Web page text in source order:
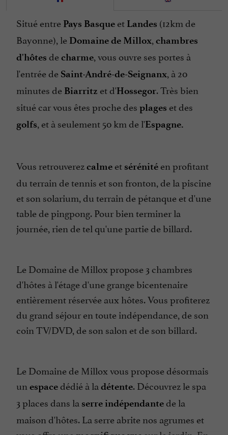
Table d'Hôtes
Tennis
Télévision : TV satellite
Situé entre Pays Basque et Landes (12km de
Bayonne), le Domaine de Millox, chambres
d'hôtes decharme, vous ouvre ses portes à
l'entrée de Saint-André-de-Seignanx, à 20
minutes de Biarritz et d'Hossegor. Très bien
situé car vous êtes proche des plages et des
golfs, et à seulement 50 km de l'Espagne.
Vous retrouverezcalme et sérénité en profitant
du terrain de tennis et son fronton, de la piscine
et son solarium, du terrain de pétanque et d'une
table de pingpong. Pour bien terminer la
journée, rien de tel qu'une partie de billard.
Le Domaine de Millox propose 3 chambres
d'hôtes à l'étage d'une grange bicentenaire
entièrement réservée aux hôtes. Vous profiterez
du grand séjour en toute indépendance, de son
coin TV/DVD, de son salon et de son billard.
Le Domaine de Millox vous propose désormais
un espacedédié à la détente. Découvrez le spa
3 places dans la serre indépendantede la
maison d'hôtes. La serre abrite nos agrumes et